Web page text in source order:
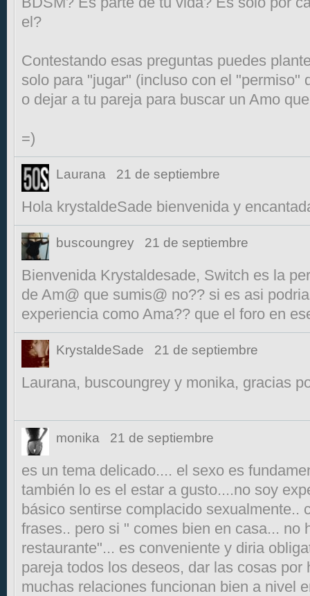
el?
Contestando esas preguntas puedes
solo para "jugar" (incluso con el "permiso"
o dejar a tu pareja para buscar un Amo
=)
Laurana 21 de septiembre
Hola krystaldeSade bienvenida y
buscoungrey 21 de septiembre
Bienvenida Krystaldesade, Switch es la
de Am@ que sumis@ no?? si es asi
experiencia como Ama?? que el foro en
KrystaldeSade 21 de septiembre
Laurana, buscoungrey y monika, gracias
monika 21 de septiembre
es un tema delicado.... el sexo es
también lo es el estar a gusto....no soy
básico sentirse complacido sexualmente..
frases.. pero si " comes bien en casa... no
restaurante"... es conveniente y diria
pareja todos los deseos, dar las cosas por
muchas relaciones funcionan bien a nivel